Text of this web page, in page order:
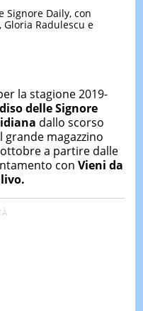
Signore Daily, con
Radulescu e
la stagione 2019-
delle Signore
dallo scorso
grande magazzino
a partire dalle
con Vieni da